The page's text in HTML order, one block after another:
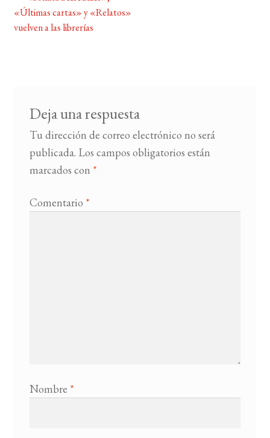
de
«Últimas cartas» y «Relatos»
vuelven a las librerías
Deja una respuesta
Tu dirección de correo electrónico no será
publicada. Los campos obligatorios están
marcados con *
Comentario *
Nombre *